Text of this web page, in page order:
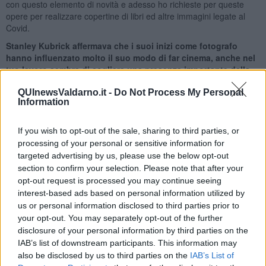
QUInewsValdarno.it - Do Not Process My Personal
Information
If you wish to opt-out of the sale, sharing to third parties, or
processing of your personal or sensitive information for
targeted advertising by us, please use the below opt-out
section to confirm your selection. Please note that after your
opt-out request is processed you may continue seeing
interest-based ads based on personal information utilized by
us or personal information disclosed to third parties prior to
your opt-out. You may separately opt-out of the further
disclosure of your personal information by third parties on the
IAB’s list of downstream participants. This information may
also be disclosed by us to third parties on the IAB’s List of
con questo elemento di novità e adesso ho richieste per queste
opere per realizzare copertine di libri ed altre immagini legate al
Covid.
Stanley Kubrick affermava che i suoi inizi come fotografo
hanno influenzato molto il suo modo di far cinema, anche nel
tuo lavoro sembra di cogliere una presenza importante della
Ho studiato fotografia al liceo artistico ed all’inizio ho lavorato in uno
realizzare la mia opera artistica. E’ partendo dalla foto e
dall’immagine che nascono successivamente le mie creazioni e le
mie elaborazioni artistiche.
Dopo il viaggio tra le stelle del cinema cosa ci riserva in futuro
il tuo lavoro ?
Adesso ho una grande confusione in testa, con mille cose che
vorrei fare. Devo comunque proseguire un percorso, nel mio lavoro
c’è una evoluzione continua e sono curioso anch’io di scoprire dove
mi porterà il mio lavoro futuro. Non programmo mai niente, è il
tempo, le suggestioni, le cose che vedo che influenzeranno il mio